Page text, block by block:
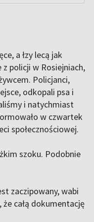
a łzy lecą jak
policji w Rosiejniach,
Policjanci,
odkopali psa i
i natychmiast
w czwartek
społecznościowej.
szoku. Podobnie
zaczipowany, wabi
że całą dokumentację